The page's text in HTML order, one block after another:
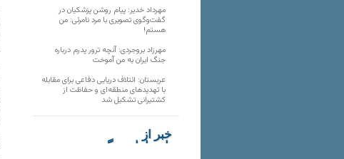
مهرداد خدیر: پیام روشن پزشکیان در
گفت‌و‌گوی تصویری با مرد نامرئی: من
هستم!
مهرزاد بروجردی: آنچه ترور پدرم درباره
جنگ ایران به من آموخت
عربستان: ائتلاف دریایی دفاعی برای مقابله
با تهدیدهای منطقه‌ای و حفاظت از
کشتیرانی تشکیل شد
خبر از
تارنماهای دیگر